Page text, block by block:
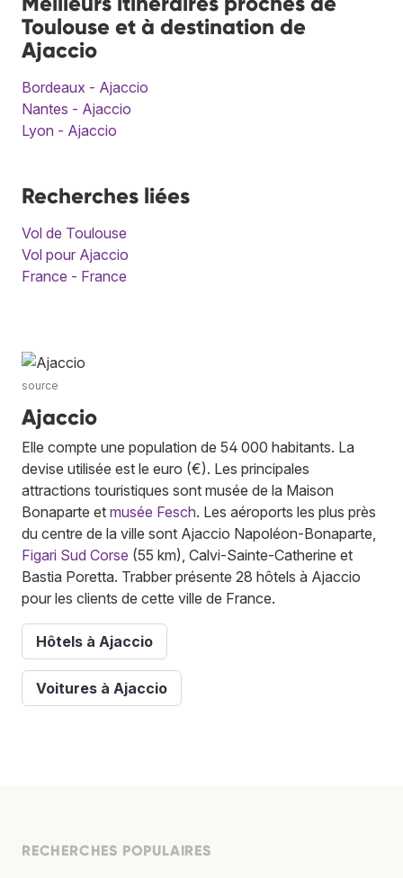
Toulouse et à destination de
Ajaccio
Bordeaux - Ajaccio
Nantes - Ajaccio
Lyon - Ajaccio
Recherches liées
Vol de Toulouse
Vol pour Ajaccio
France - France
source
Ajaccio
Elle compte une population de 54 000 habitants. La
devise utilisée est le euro (€). Les principales
attractions touristiques sont musée de la Maison
Bonaparte et musée Fesch. Les aéroports les plus près
du centre de la ville sont Ajaccio Napoléon-Bonaparte,
Figari Sud Corse (55 km), Calvi-Sainte-Catherine et
Bastia Poretta. Trabber présente 28 hôtels à Ajaccio
pour les clients de cette ville de France.
Hôtels à Ajaccio
Voitures à Ajaccio
RECHERCHES POPULAIRES